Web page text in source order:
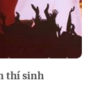
thí sinh